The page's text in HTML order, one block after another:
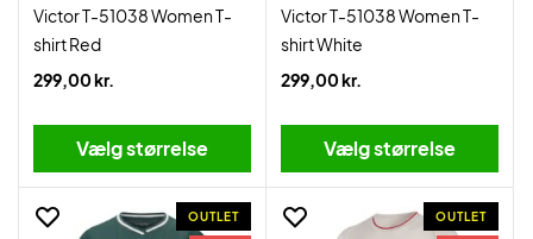
Victor T-51038 Women T-
shirt Red
299,00 kr.
Vælg størrelse
Victor T-51038 Women T-
shirt White
299,00 kr.
Vælg størrelse
OUTLET OUTLET